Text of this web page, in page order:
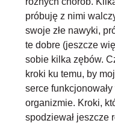
próbuję z nimi
swoje złe nawyki,
te dobre (jeszcze
sobie kilka zębów.
kroki ku temu, by
serce
organizmie. Kroki,
spodziewał jeszcze